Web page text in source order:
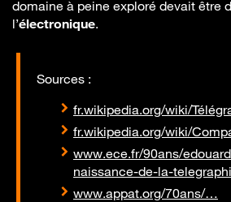
domaine à peine exploré devait être
l’électronique.
Sources :
fr.wikipedia.org/wiki/
fr.wikipedia.org/wiki/
www.ece.fr/90ans/
naissance-de-la-
www.appat.org/70ans/…